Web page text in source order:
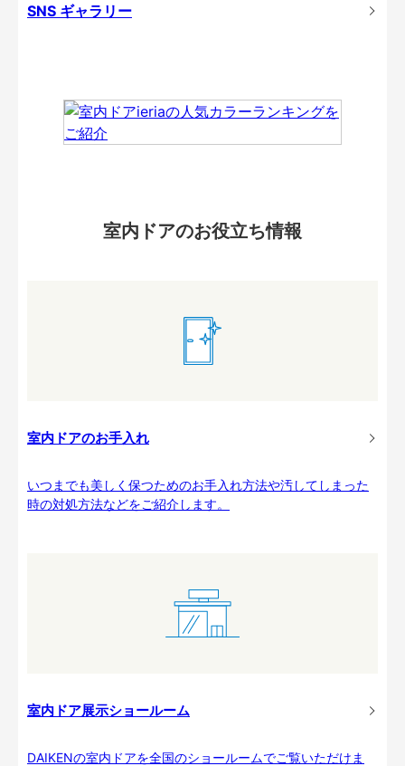
SNS ギャラリー
室内ドアのお役立ち情報
室内ドアのお手入れ
いつまでも美しく保つためのお手入れ方法や汚してしまった
時の対処方法などをご紹介します。
室内ドア展示ショールーム
DAIKENの室内ドアを全国のショールームでご覧いただけま